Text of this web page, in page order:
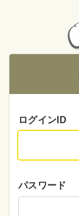
ログインID
パスワード